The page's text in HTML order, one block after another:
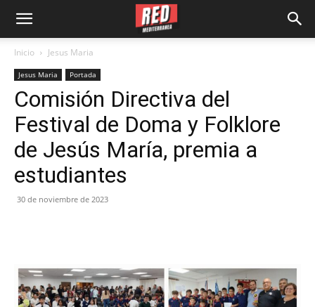
Inicio Jesus Maria
Jesus Maria Portada
Comisión Directiva del
Festival de Doma y Folklore
de Jesús María, premia a
estudiantes
30 de noviembre de 2023